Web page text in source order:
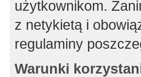
użytkownikom.
z netykietą i
regulaminy
Warunki